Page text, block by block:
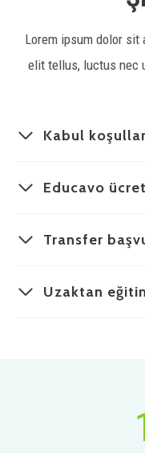
Lorem ipsum dolor
elit tellus, luctus nec
Kabul
Educavo
Transfer
Uzaktan